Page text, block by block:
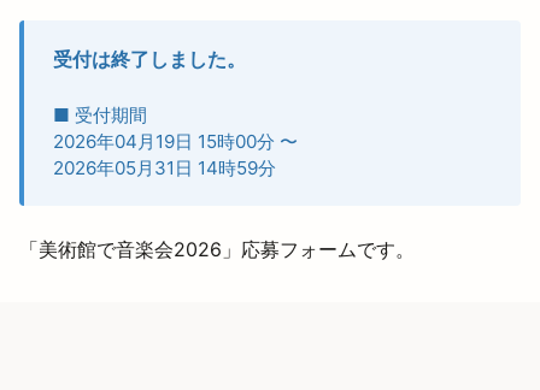
受付は終了しました。
■ 受付期間
2026年04月19日 15時00分 〜
2026年05月31日 14時59分
「美術館で音楽会2026」応募フォームです。